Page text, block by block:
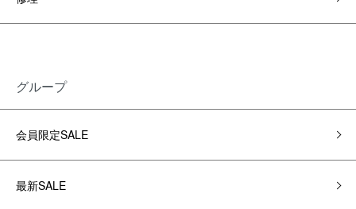
グループ
会員限定SALE
最新SALE